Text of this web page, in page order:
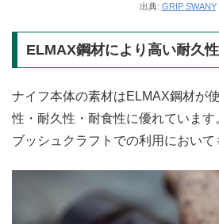
出典: GRIP SWANY
ELMAX鋼材により高い耐久
ナイフ本体の素材はELMAX鋼材が
性・耐久性・耐食性に優れていま
ブッシュクラフトでの利用において